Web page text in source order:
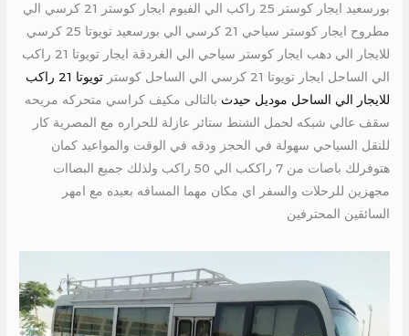
بورسعيد ايجار كوستر 25 راكب الي الفيوم ايجار كوستر 21 كرسي الي
مطروح ايجار كوستر سياحي 21 كرسي الي بورسعيد تويوتا 25 كرسي
للايجار الي دهب ايجار كوستر سياحي الي الغردقة ايجار تويوتا 21 راكب
الي الساحل ايجار تويوتا 21 كرسي الي الساحل كوستر
تويوتا 21 راكب
للايجار الي الساحل موديل حيدث بالتالى مكيف كراسي متحركه مريحه
سقف عالي شبكه لحمل الشنط ستائر عازلة للحراره مع المصرية كار
للنقل السياحي سهولة في الحجز ودقه في الوقت والمواعيد كمان
هتوفرلك باصات من 7 راككب الي 50 راكب ولذلك جميع البصاات
مجهزين للرحلات والسفر اي مكان مهما المسافه بعيده مع امهر
السائقين المحترفين